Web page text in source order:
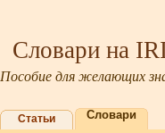
Словари на
Пособие для желающих
Статьи Словари